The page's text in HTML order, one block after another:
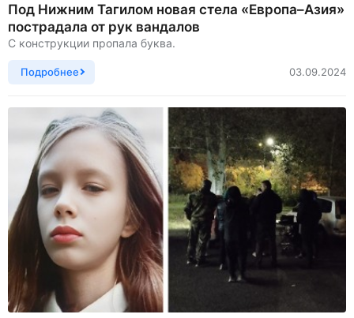
Под Нижним Тагилом новая стела «Европа–Азия»
пострадала от рук вандалов
С конструкции пропала буква.
Подробнее 03.09.2024